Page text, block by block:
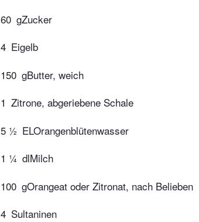
60 gZucker
4 Eigelb
150 gButter, weich
1 Zitrone, abgeriebene Schale
5 ½ ELOrangenblütenwasser
1 ¼ dlMilch
100 gOrangeat oder Zitronat, nach Belieben
4 Sultaninen